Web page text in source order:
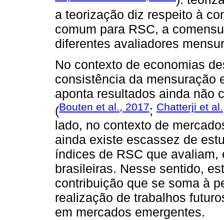
a teorização diz respeito à
comum para RSC, a
diferentes avaliadores
No contexto de economias
consistência da mensuração
aponta resultados ainda não
(Bouten et al., 2017; Chatterji et
lado, no contexto de
ainda existe escassez de
índices de RSC que
brasileiras. Nesse sentido,
contribuição que se soma à
realização de trabalhos
em mercados emergentes.